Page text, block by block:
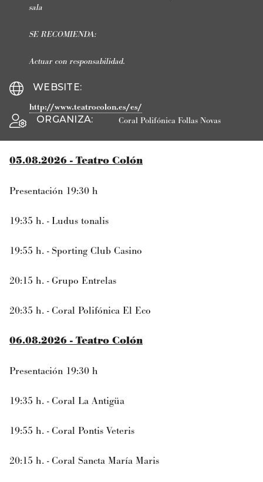
sala
SE RECOMIENDA:
Actuar con responsabilidad.
WEBSITE:
http://www.teatrocolon.es/es/
ORGANIZA: Coral Polifónica Follas Novas
05.08.2026 - Teatro Colón
Presentación 19:30 h
19:35 h. - Ludus tonalis
19:55 h. - Sporting Club Casino
20:15 h. - Grupo Entrelas
20:35 h. - Coral Polifónica El Eco
06.08.2026 - Teatro Colón
Presentación 19:30 h
19:35 h. - Coral La Antigüa
19:55 h. - Coral Pontis Veteris
20:15 h. - Coral Sancta María Maris